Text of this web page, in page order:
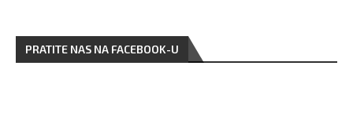
PRATITE NAS NA FACEBOOK-U